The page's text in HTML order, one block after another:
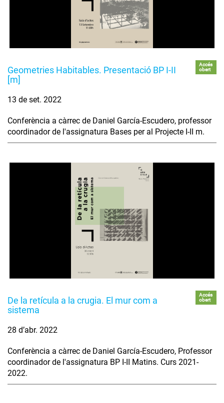
Geometries Habitables. Presentació BP I-II
[m]
Accés
obert
13 de set. 2022
Conferència a càrrec de Daniel García-Escudero, professor
coordinador de l'assignatura Bases per al Projecte I-II m.
De la retícula a la crugia. El mur com a
sistema
Accés
obert
28 d’abr. 2022
Conferència a càrrec de Daniel García-Escudero, Professor
coordinador de l'assignatura BP I-II Matins. Curs 2021-
2022.